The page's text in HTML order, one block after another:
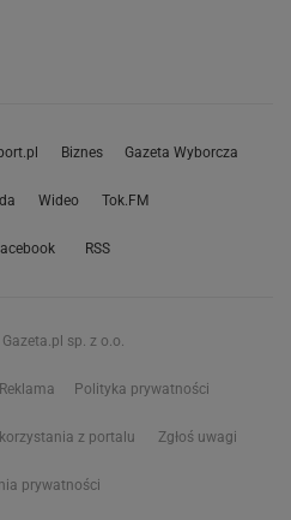
Biznes Gazeta Wyborcza
Wideo Tok.FM
RSS
sp. z o.o.
Reklama Polityka prywatności
z portalu Zgłoś uwagi
prywatności